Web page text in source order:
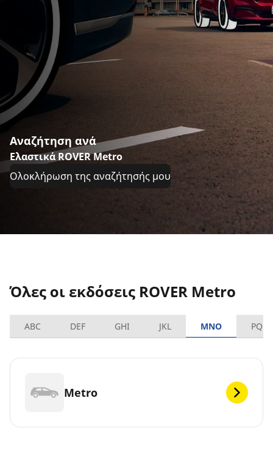
Αναζήτηση ανά
Ελαστικά ROVER Metro
Ολοκλήρωση της αναζήτησής μου
Όλες οι εκδόσεις ROVER Metro
ABC DEF GHI JKL MNO PQRS
Metro